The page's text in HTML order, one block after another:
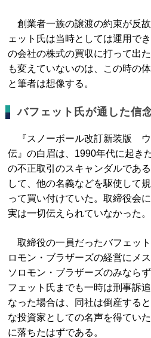
創業者一族の譲渡の約束が反
ェット氏は当時としては運用で
の会社の株式の買収に打って出
も変えていないのは、この時の
と筆者は想像する。
バフェット氏が通した信
『スノーボール改訂新装版 ウ
伝』の白眉は、1990年代に起き
の不正取引のスキャンダルであ
して、他の名義などを駆使して
って買い付けていた。取締役会
実は一切伝えられていなかった。
取締役の一員だったバフェッ
ロモン・ブラザーズの経営にメ
ソロモン・ブラザーズのみなら
フェット氏までも一時は刑事訴
なった場合は、同社は倒産する
な投資家としての名声を得てい
に落ちたはずである。